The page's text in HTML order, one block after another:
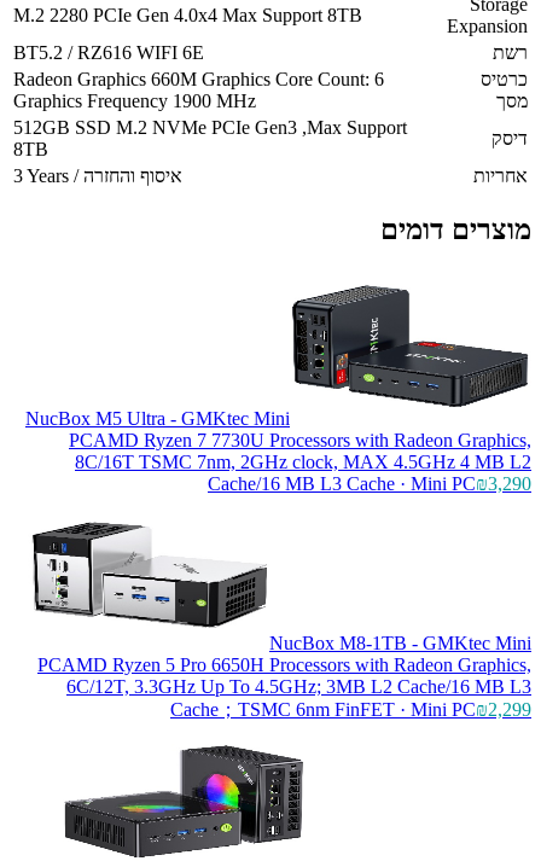
Expansion
M.2 2280 PCIe Gen 4.0x4 Max Support 8TB
רשת
BT5.2 / RZ616 WIFI 6E
כרטיס
מסך
Radeon Graphics 660M Graphics Core Count: 6
Graphics Frequency 1900 MHz
דיסק
512GB SSD M.2 NVMe PCIe Gen3 ,Max Support
8TB
אחריות
3 Years / איסוף והחזרה
מוצרים דומים
NucBox M5 Ultra - GMKtec Mini
PCAMD Ryzen 7 7730U Processors with Radeon Graphics,
8C/16T TSMC 7nm, 2GHz clock, MAX 4.5GHz 4 MB L2
Cache/16 MB L3 Cache · Mini PC₪3,290
NucBox M8-1TB - GMKtec Mini
PCAMD Ryzen 5 Pro 6650H Processors with Radeon Graphics,
6C/12T, 3.3GHz Up To 4.5GHz; 3MB L2 Cache/16 MB L3
Cache；TSMC 6nm FinFET · Mini PC₪2,299